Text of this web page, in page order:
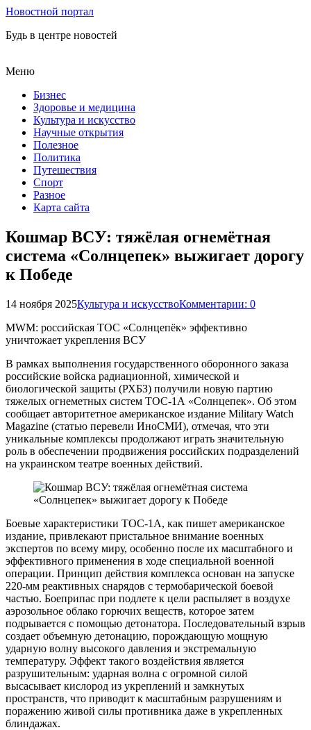
Новостной портал
Будь в центре новостей
Меню
Бизнес
Здоровье и медицина
Культура и искусство
Научные открытия
Полезное
Политика
Путешествия
Спорт
Разное
Карта сайта
Кошмар ВСУ: тяжёлая огнемётная
система «Солнцепек» выжигает дорогу
к Победе
14 ноября 2025Культура и искусствоКомментарии: 0
MWM: российская ТОС «Солнцепёк» эффективно
уничтожает укрепления ВСУ
В рамках выполнения государственного оборонного заказа
российские войска радиационной, химической и
биологической защиты (РХБЗ) получили новую партию
тяжелых огнеметных систем ТОС-1А «Солнцепек». Об этом
сообщает авторитетное американское издание Military Watch
Magazine (статью перевели ИноСМИ), отмечая, что эти
уникальные комплексы продолжают играть значительную
роль в обеспечении продвижения российских подразделений
на украинском театре военных действий.
Боевые характеристики ТОС-1А, как пишет американское
издание, привлекают пристальное внимание военных
экспертов по всему миру, особенно после их масштабного и
эффективного применения в ходе специальной военной
операции. Принцип действия комплекса основан на запуске
220-мм реактивных снарядов с термобарической боевой
частью. Боеприпас при подлете к цели распыляет в воздухе
аэрозольное облако горючих веществ, которое затем
подрывается с помощью детонатора. Последовательный взрыв
создает объемную детонацию, порождающую мощную
ударную волну высокого давления и экстремальную
температуру. Эффект такого воздействия является
разрушительным: ударная волна с огромной силой
высасывает кислород из укреплений и замкнутых
пространств, что приводит к масштабным разрушениям и
поражению живой силы противника даже в укрепленных
блиндажах.